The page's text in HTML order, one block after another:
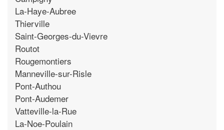
La-Haye-Aubree
Thierville
Saint-Georges-du-Vievre
Routot
Rougemontiers
Manneville-sur-Risle
Pont-Authou
Pont-Audemer
Vatteville-la-Rue
La-Noe-Poulain